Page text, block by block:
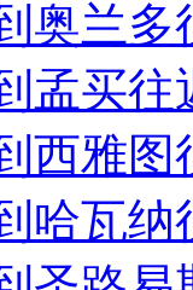
奥兰多
孟买
西雅
哈瓦